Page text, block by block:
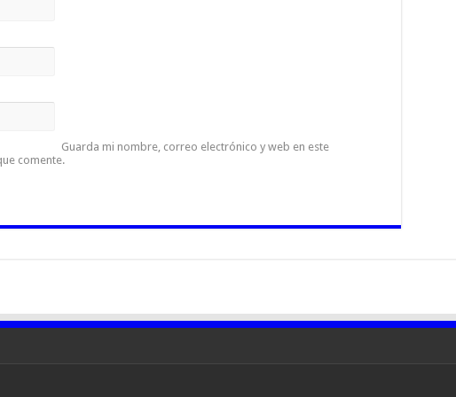
Guarda mi nombre, correo electrónico y web en este
comente.